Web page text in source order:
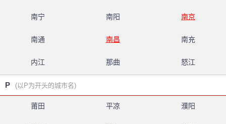
南宁 南阳 南京
南通 南昌 南充
内江 那曲 怒江
P (以P为开头的城市名)
莆田 平凉 濮阳